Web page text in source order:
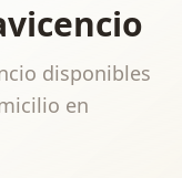
disponibles
en